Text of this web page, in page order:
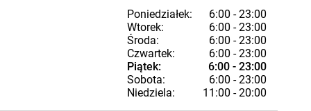
Poniedziałek:
6:00 - 23:00
Wtorek:
6:00 - 23:00
Środa:
6:00 - 23:00
Czwartek:
6:00 - 23:00
Piątek:
6:00 - 23:00
Sobota:
6:00 - 23:00
Niedziela:
11:00 - 20:00